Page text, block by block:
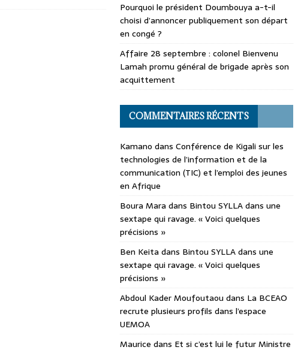
Pourquoi le président Doumbouya a-t-il
choisi d’annoncer publiquement son départ
en congé ?
Affaire 28 septembre : colonel Bienvenu
Lamah promu général de brigade après son
acquittement
COMMENTAIRES RÉCENTS
Kamano dans Conférence de Kigali sur les
technologies de l’information et de la
communication (TIC) et l’emploi des jeunes
en Afrique
Boura Mara dans Bintou SYLLA dans une
sextape qui ravage. « Voici quelques
précisions »
Ben Keita dans Bintou SYLLA dans une
sextape qui ravage. « Voici quelques
précisions »
Abdoul Kader Moufoutaou dans La BCEAO
recrute plusieurs profils dans l’espace
UEMOA
Maurice dans Et si c’est lui le futur Ministre